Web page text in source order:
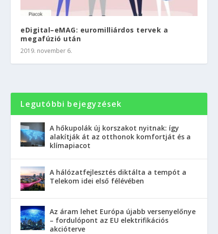
eDigital–eMAG: euromilliárdos tervek a
megafúzió után
2019. november 6.
Legutóbbi bejegyzések
A hőkupolák új korszakot nyitnak: így
alakítják át az otthonok komfortját és a
klímapiacot
A hálózatfejlesztés diktálta a tempót a
Telekom idei első félévében
Az áram lehet Európa újabb versenyelőnye
– fordulópont az EU elektrifikációs
akcióterve